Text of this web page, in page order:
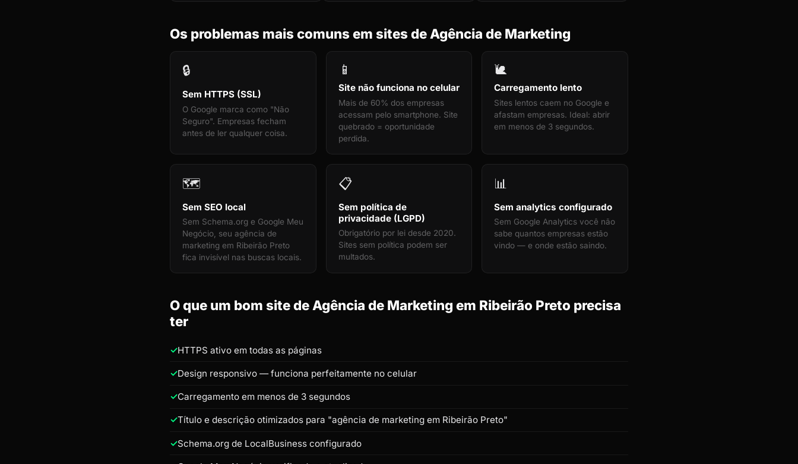
Os problemas mais comuns em sites de Agência de Marketing
🔒
Sem HTTPS (SSL)
O Google marca como "Não
Seguro". Empresas fecham
antes de ler qualquer coisa.
📱
Site não funciona no celular
Mais de 60% dos empresas
acessam pelo smartphone. Site
quebrado = oportunidade
perdida.
🐌
Carregamento lento
Sites lentos caem no Google e
afastam empresas. Ideal: abrir
em menos de 3 segundos.
🗺️
Sem SEO local
Sem Schema.org e Google Meu
Negócio, seu agência de
marketing em Ribeirão Preto
fica invisível nas buscas locais.
📋
Sem política de
privacidade (LGPD)
Obrigatório por lei desde 2020.
Sites sem política podem ser
multados.
📊
Sem analytics configurado
Sem Google Analytics você não
sabe quantos empresas estão
vindo — e onde estão saindo.
O que um bom site de Agência de Marketing em Ribeirão Preto precisa
ter
HTTPS ativo em todas as páginas
Design responsivo — funciona perfeitamente no celular
Carregamento em menos de 3 segundos
Título e descrição otimizados para "agência de marketing em Ribeirão Preto"
Schema.org de LocalBusiness configurado